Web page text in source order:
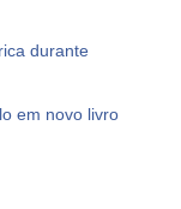
durante
em novo livro